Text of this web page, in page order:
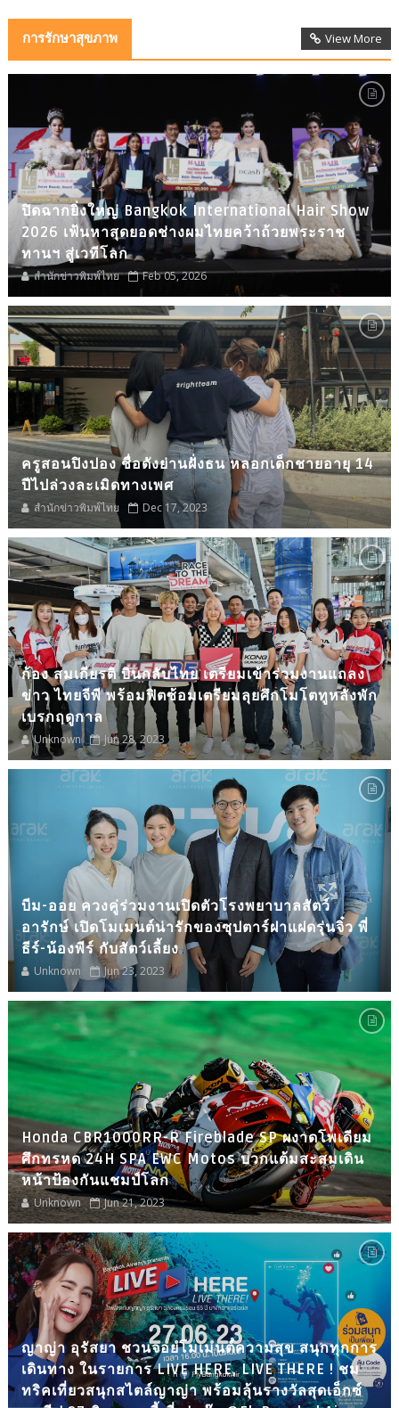
การรักษาสุขภาพ View More
ปิดฉากยิ่งใหญ่ Bangkok International Hair Show
2026 เฟ้นหาสุดยอดช่างผมไทยคว้าถ้วยพระราช
ทานฯ สู่เวทีโลก
สำนักข่าวพิมพ์ไทย Feb 05, 2026
ครูสอนปิงปอง ชื่อดังย่านฝั่งธน หลอกเด็กชายอายุ 14
ปีไปล่วงละเมิดทางเพศ
สำนักข่าวพิมพ์ไทย Dec 17, 2023
ก้อง สมเกียรติ บินกลับไทย เตรียมเข้าร่วมงานแถลง
ข่าว ไทยจีพี พร้อมฟิตซ้อมเตรียมลุยศึกโมโตทูหลังพัก
เบรกฤดูกาล
Unknown Jun 28, 2023
บีม-ออย ควงคู่ร่วมงานเปิดตัวโรงพยาบาลสัตว์
อารักษ์ เปิดโมเมนต์น่ารักของซุปตาร์ฝาแฝดรุ่นจิ๋ว พี่
ธีร์-น้องพีร์ กับสัตว์เลี้ยง
Unknown Jun 23, 2023
Honda CBR1000RR-R Fireblade SP ผงาดโพเดียม
ศึกทรหด 24H SPA EWC Motos บวกแต้มสะสมเดิน
หน้าป้องกันแชมป์โลก
Unknown Jun 21, 2023
ญาญ่า อุรัสยา ชวนจอยโมเมนต์ความสุข สนุกทุกการ
เดินทาง ในรายการ LIVE HERE, LIVE THERE ! ชม
ทริคเที่ยวสนุกสไตล์ญาญ่า พร้อมลุ้นรางวัลสุดเอ็กซ์